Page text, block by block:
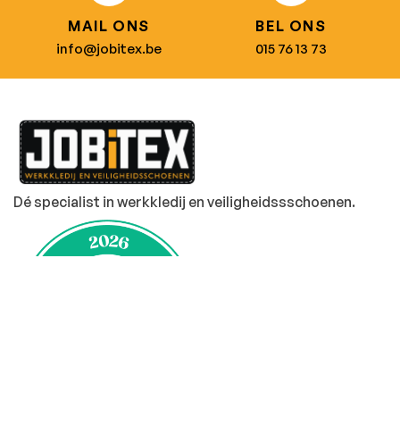
MAIL ONS
info@jobitex.be
BEL ONS
015 76 13 73
Dé specialist in werkkledij en veiligheidssschoenen.